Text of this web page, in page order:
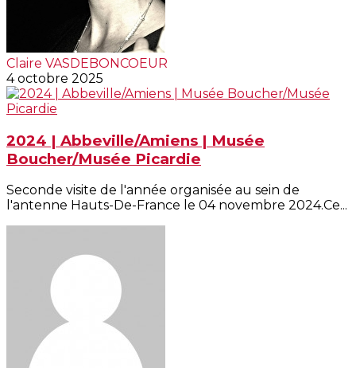
Claire VASDEBONCOEUR
4 octobre 2025
2024 | Abbeville/Amiens | Musée
Boucher/Musée Picardie
Seconde visite de l'année organisée au sein de
l'antenne Hauts-De-France le 04 novembre 2024.Ce...